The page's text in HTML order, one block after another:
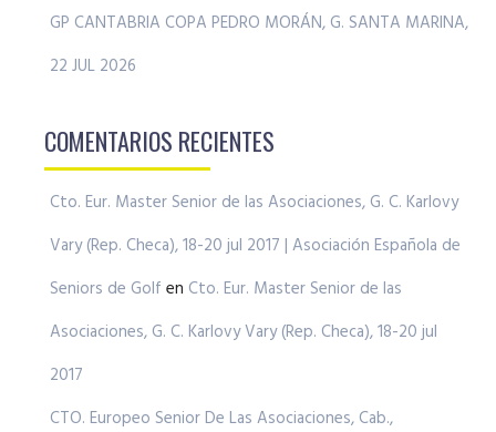
GP CANTABRIA COPA PEDRO MORÁN, G. SANTA MARINA,
22 JUL 2026
COMENTARIOS RECIENTES
Cto. Eur. Master Senior de las Asociaciones, G. C. Karlovy
Vary (Rep. Checa), 18-20 jul 2017 | Asociación Española de
Seniors de Golf en Cto. Eur. Master Senior de las
Asociaciones, G. C. Karlovy Vary (Rep. Checa), 18-20 jul
2017
CTO. Europeo Senior De Las Asociaciones, Cab.,